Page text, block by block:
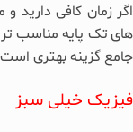
اگر زمان کافی دارید
های تک پایه مناسب
جامع گزینه بهتری
فیزیک خیلی سبز